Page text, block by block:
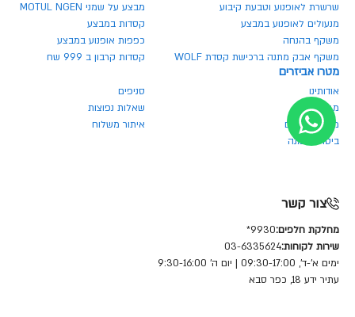
שרשרת לאופנוע וטבעת קיבוע
מבצע על שמני MOTUL NGEN
מנעולים לאופנוע במבצע
קסדות במבצע
משקף בהנחה
כפפות אופנוע במבצע
משקף אבק מתנה ברכישת קסדת WOLF
קסדות קרבון ב 999 שח
מטרו אביזרים
אודותינו
סניפים
מגזין מטרו
שאלות נפוצות
מחירון חלפים
איתור משלוח
ביטול הזמנה
צור קשר
מחלקת חלפים:9930*
שירות לקוחות:03-6335624
ימים א'-ד', 09:30-17:00 | יום ה' 9:30-16:00
עתיר ידע 18, כפר סבא